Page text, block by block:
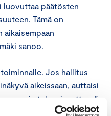
luovuttaa päätösten
Tämä on
aikaisempaan
sanoo.
Jos hallitus
aikeissaan, auttaisi
tulevaisuuttaan”,